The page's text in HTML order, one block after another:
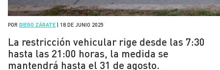
POR DIEGO ZÁRATE 18 DE JUNIO 2025
La restricción vehicular rige desde las 7:30
hasta las 21:00 horas, la medida se
mantendrá hasta el 31 de agosto.